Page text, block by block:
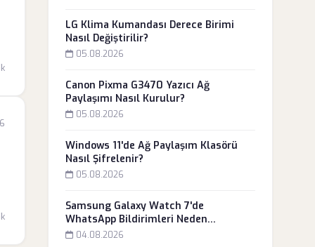
LG Klima Kumandası Derece Birimi
Nasıl Değiştirilir?
05.08.2026
Canon Pixma G3470 Yazıcı Ağ
Paylaşımı Nasıl Kurulur?
05.08.2026
Windows 11'de Ağ Paylaşım Klasörü
Nasıl Şifrelenir?
05.08.2026
Samsung Galaxy Watch 7'de
WhatsApp Bildirimleri Neden
Gelmiyor?
04.08.2026